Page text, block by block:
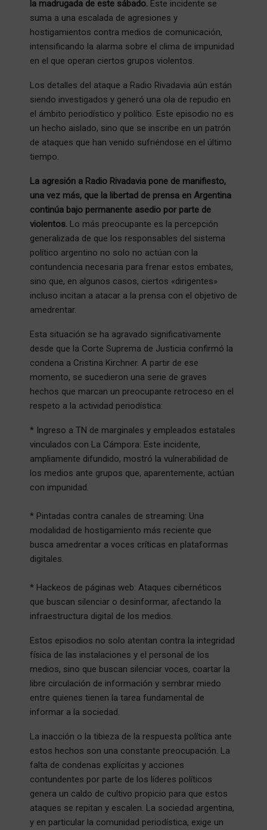
la madrugada de este sábado. Este incidente se
suma a una escalada de agresiones y
hostigamientos contra medios de comunicación,
intensificando la alarma sobre el clima de impunidad
en el que operan ciertos grupos violentos.
Los detalles del ataque a Radio Rivadavia aún están
siendo investigados y generó una ola de repudio en
el ámbito periodístico y político. Este episodio no es
un hecho aislado, sino que se inscribe en un patrón
de ataques que han venido sufriéndose en el último
tiempo.
La agresión a Radio Rivadavia pone de manifiesto,
una vez más, que la libertad de prensa en Argentina
continúa bajo permanente asedio por parte de
violentos. Lo más preocupante es la percepción
generalizada de que los responsables del sistema
político argentino no solo no actúan con la
contundencia necesaria para frenar estos embates,
sino que, en algunos casos, ciertos «dirigentes»
incluso incitan a atacar a la prensa con el objetivo de
amedrentar.
Esta situación se ha agravado significativamente
desde que la Corte Suprema de Justicia confirmó la
condena a Cristina Kirchner. A partir de ese
momento, se sucedieron una serie de graves
hechos que marcan un preocupante retroceso en el
respeto a la actividad periodística:
* Ingreso a TN de marginales y empleados estatales
vinculados con La Cámpora: Este incidente,
ampliamente difundido, mostró la vulnerabilidad de
los medios ante grupos que, aparentemente, actúan
con impunidad.
* Pintadas contra canales de streaming: Una
modalidad de hostigamiento más reciente que
busca amedrentar a voces críticas en plataformas
digitales.
* Hackeos de páginas web: Ataques cibernéticos
que buscan silenciar o desinformar, afectando la
infraestructura digital de los medios.
Estos episodios no solo atentan contra la integridad
física de las instalaciones y el personal de los
medios, sino que buscan silenciar voces, coartar la
libre circulación de información y sembrar miedo
entre quienes tienen la tarea fundamental de
informar a la sociedad.
La inacción o la tibieza de la respuesta política ante
estos hechos son una constante preocupación. La
falta de condenas explícitas y acciones
contundentes por parte de los líderes políticos
genera un caldo de cultivo propicio para que estos
ataques se repitan y escalen. La sociedad argentina,
y en particular la comunidad periodística, exige un